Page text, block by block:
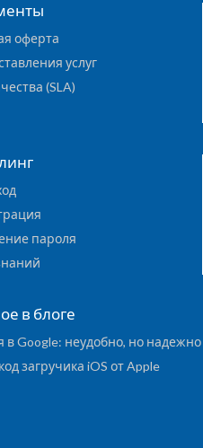
оферта
услуг
(SLA)
пароля
в блоге
Google: неудобно, но надежно
загручика iOS от Apple